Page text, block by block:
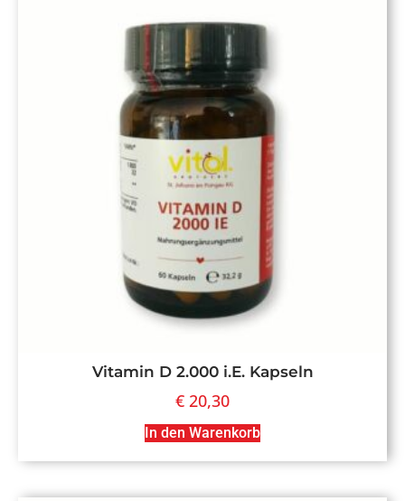
Vitamin D 2.000 i.E. Kapseln
€ 20,30
In den Warenkorb